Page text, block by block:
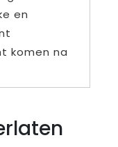
en
komen na